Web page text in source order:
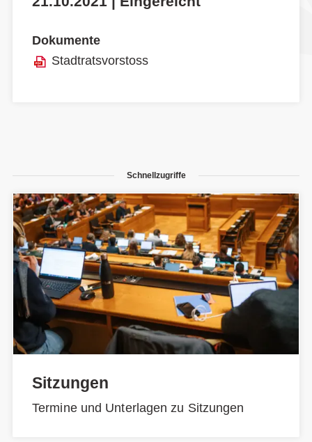
Dokumente
Stadtratsvorstoss
Schnellzugriffe
Sitzungen
Termine und Unterlagen zu Sitzungen